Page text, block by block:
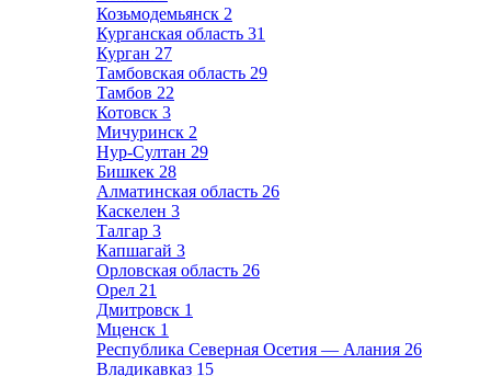
Козьмодемьянск 2
Курганская область 31
Курган 27
Тамбовская область 29
Тамбов 22
Котовск 3
Мичуринск 2
Нур-Султан 29
Бишкек 28
Алматинская область 26
Каскелен 3
Талгар 3
Капшагай 3
Орловская область 26
Орел 21
Дмитровск 1
Мценск 1
Республика Северная Осетия — Алания 26
Владикавказ 15